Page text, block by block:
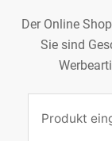
Der Online
Sie sind